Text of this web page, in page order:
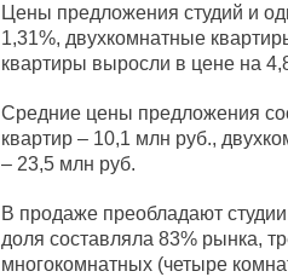
Цены предложения студий и
1,31%, двухкомнатные
квартиры выросли в цене на
Средние цены предложения
квартир – 10,1 млн руб.,
– 23,5 млн руб.
В продаже преобладают
доля составляла 83% рынка,
многокомнатных (четыре